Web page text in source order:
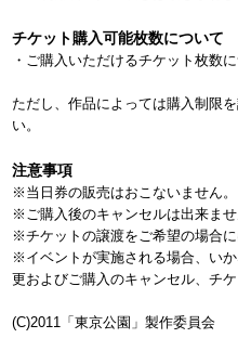
チケット購入可能枚数について
・ご購入いただけるチケット枚数
ただし、作品によっては購入制限
い。
注意事項
※当日券の販売はおこないません。
※ご購入後のキャンセルは出来ま
※チケットの譲渡をご希望の場合
※イベントが実施される場合、い
更およびご購入のキャンセル、チ
(C)2011「東京公園」製作委員会